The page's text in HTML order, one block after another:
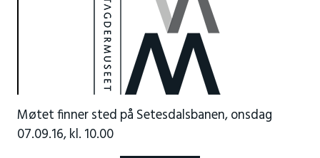
Møtet finner sted på Setesdalsbanen, onsdag
07.09.16, kl. 10.00